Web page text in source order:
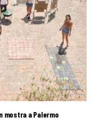
mostra a Palermo